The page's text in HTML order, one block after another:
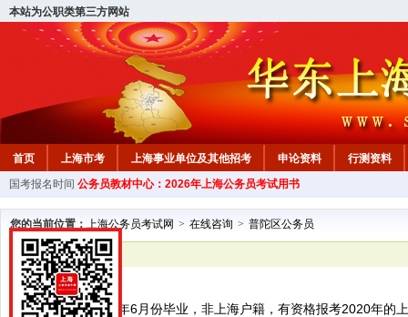
本站为公职类第三方网站
首页 上海市考 上海事业单位及其他招考 申论资料
行测资料
国考报名时间 公务员教材中心：2026年上海公务员考试用书
您的当前位置： 上海公务员考试网 > 在线咨询 > 普陀区公务员
已解决
普陀区公务员
您好，我是2019年6月份毕业，非上海户籍，有资格报考2020年的